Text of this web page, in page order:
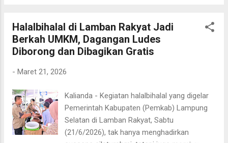
keterangannya, Minggu (29/3/2026)....
Daerah (BPKAD) Lampung Selatan, Rini
Ariasih, meminta para pegawai tetap tenang
dan tidak terpancing informasi yang belum
mencuat seiring adanya ketentuan
persen dalam UU HKPD. Namun, ia
menegaskan bahwa kebijakan itu perlu
dipahami secara utuh dalam konteks
pengelolaan fiskal daerah. “Pembatasan
Halalbihalal di Lamban Rakyat Jadi
Berkah UMKM, Dagangan Ludes
Diborong dan Dibagikan Gratis
- Maret 21, 2026
Kalianda - Kegiatan halalbihalal yang digelar
Pemerintah Kabupaten (Pemkab) Lampung
Selatan di Lamban Rakyat, Sabtu
(21/6/2026), tak hanya menghadirkan